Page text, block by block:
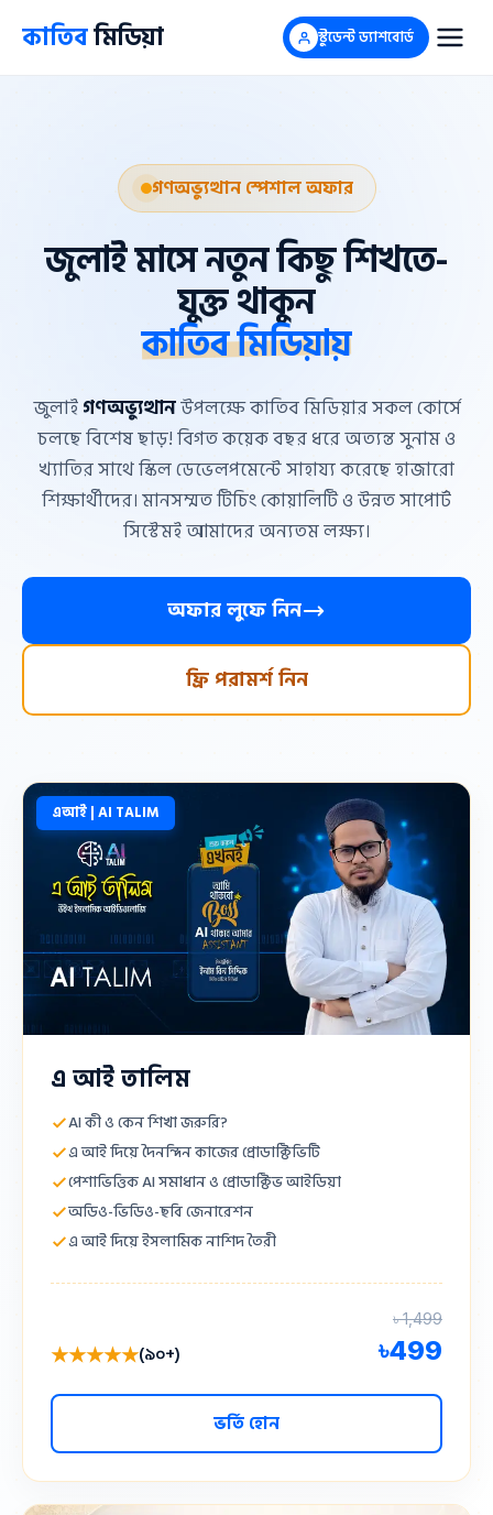
কাতিবমিডিয়া স্টুডেন্ট ড্যাশবোর্ড
গণঅভ্যুত্থান স্পেশাল অফার
জুলাই মাসে নতুন কিছু শিখতে-
যুক্ত থাকুন
কাতিব মিডিয়ায়
জুলাইগণঅভ্যুত্থানউপলক্ষে কাতিব মিডিয়ার সকল কোর্সে
চলছে বিশেষ ছাড়! বিগত কয়েক বছর ধরে অত্যন্ত সুনাম ও
খ্যাতির সাথে স্কিল ডেভেলপমেন্টে সাহায্য করেছে হাজারো
শিক্ষার্থীদের। মানসম্মত টিচিং কোয়ালিটি ও উন্নত সাপোর্ট
সিস্টেমই আমাদের অন্যতম লক্ষ্য।
অফার লুফে নিন
ফ্রি পরামর্শ নিন
এআই | AI TALIM
এ আই তালিম
AI কী ও কেন শিখা জরুরি?
এ আই দিয়ে দৈনন্দিন কাজের প্রোডাক্টিভিটি
পেশাভিত্তিক AI সমাধান ও প্রোডাক্টিভ আইডিয়া
অডিও-ভিডিও-ছবি জেনারেশন
এ আই দিয়ে ইসলামিক নাশিদ তৈরী
★★★★★(৯০+)
৳ 1,499
৳499
ভর্তি হোন